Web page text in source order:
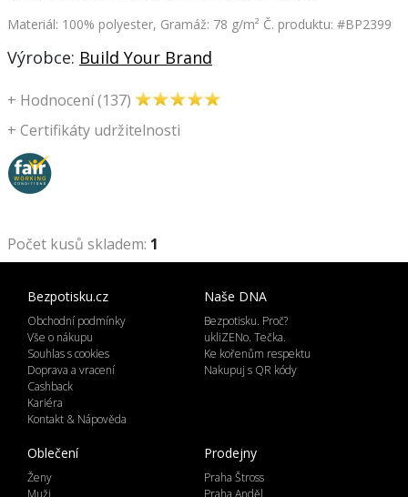
Počet kusů skladem: 1
+ Certifikáty udržitelnosti
Materiál: 100% polyester, Gramáž: 78 g/m² Č. produktu: #BP2399
Výrobce: Build Your Brand
+ Hodnocení (137)
Bezpotisku.cz
Obchodní podmínky
Vše o nákupu
Souhlas s cookies
Doprava a vracení
Cashback
Kariéra
Kontakt & Nápověda
Naše DNA
Bezpotisku. Proč?
ukliZENo. Tečka.
Ke kořenům respektu
Nakupuj s QR kódy
Oblečení
Ženy
Muži
Prodejny
Praha Štross
Praha Anděl